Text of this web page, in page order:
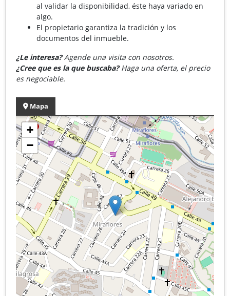
al validar la disponibilidad, éste haya variado en
algo.
El propietario garantiza la tradición y los
documentos del inmueble.
¿Le interesa?Agende una visita con nosotros.
¿Cree que es la que buscaba?Haga una oferta, el precio
es negociable.
Mapa
+
−